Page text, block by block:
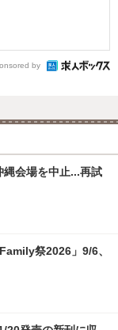
by
会場を中止...再試
祭2026」9/6、